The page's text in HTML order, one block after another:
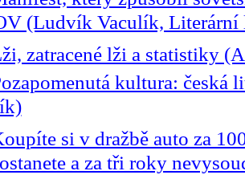
(Ludvík Vaculík, Literární
zatracené lži a statistiky
kultura: česká
si v dražbě auto za
a za tři roky